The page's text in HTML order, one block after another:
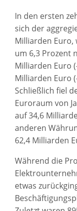
In den ersten
sich der
Milliarden Euro,
um 6,3 Prozent
Milliarden Euro
Milliarden Euro
Schließlich fiel
Euroraum von
auf 34,6
anderen
62,4 Milliarden
Während die
etwas